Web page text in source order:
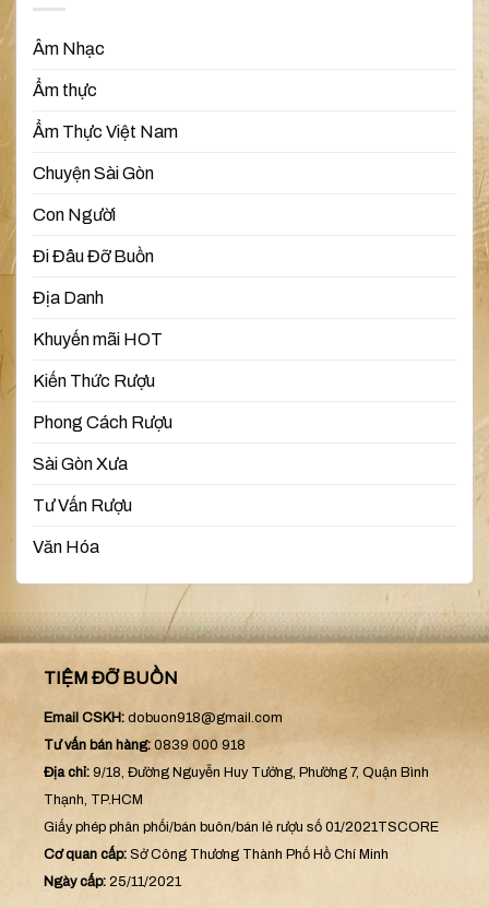
Âm Nhạc
Ẩm thực
Ẩm Thực Việt Nam
Chuyện Sài Gòn
Con Người
Đi Đâu Đỡ Buồn
Địa Danh
Khuyến mãi HOT
Kiến Thức Rượu
Phong Cách Rượu
Sài Gòn Xưa
Tư Vấn Rượu
Văn Hóa
TIỆM ĐỠ BUỒN
Email CSKH: dobuon918@gmail.com
Tư vấn bán hàng: 0839 000 918
Địa chỉ: 9/18, Đường Nguyễn Huy Tưởng, Phường 7, Quận Bình
Thạnh, TP.HCM
Giấy phép phân phối/bán buôn/bán lẻ rượu số 01/2021TSCORE
Cơ quan cấp: Sở Công Thương Thành Phố Hồ Chí Minh
Ngày cấp: 25/11/2021